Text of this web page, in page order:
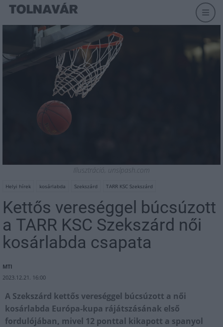
Illusztráció, unslpash.com
Helyi hírek kosárlabda Szekszárd TARR KSC Szekszárd
Kettős vereséggel búcsúzott
a TARR KSC Szekszárd női
kosárlabda csapata
MTI
2023.12.21. 16:00
A Szekszárd kettős vereséggel búcsúzott a női
kosárlabda Európa-kupa rájátszásának első
fordulójában, mivel 12 ponttal kikapott a spanyol